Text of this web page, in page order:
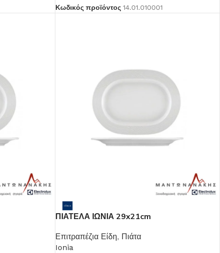
Κωδικός προϊόντος14.01.010001
ΠΙΑΤΕΛΑ ΙΩΝΙΑ 29x21cm
Επιτραπέζια Είδη, Πιάτα
Ionia